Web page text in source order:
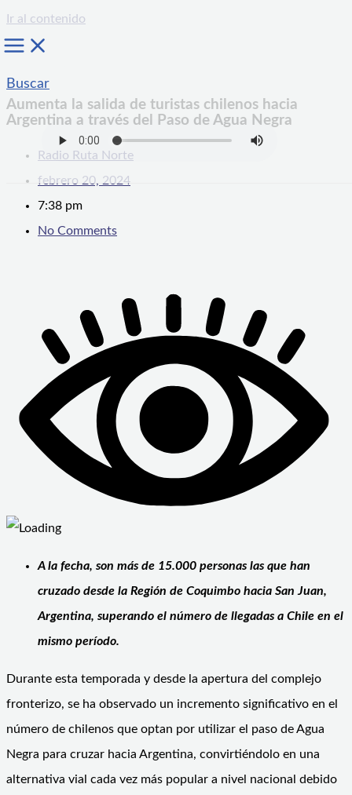
Ir al contenido
Buscar
Aumenta la salida de turistas chilenos hacia
Argentina a través del Paso de Agua Negra
Radio Ruta Norte
febrero 20, 2024
7:38 pm
No Comments
A la fecha, son más de 15.000 personas las que han
cruzado desde la Región de Coquimbo hacia San Juan,
Argentina, superando el número de llegadas a Chile en el
mismo período.
Durante esta temporada y desde la apertura del complejo
fronterizo, se ha observado un incremento significativo en el
número de chilenos que optan por utilizar el paso de Agua
Negra para cruzar hacia Argentina, convirtiéndolo en una
alternativa vial cada vez más popular a nivel nacional debido